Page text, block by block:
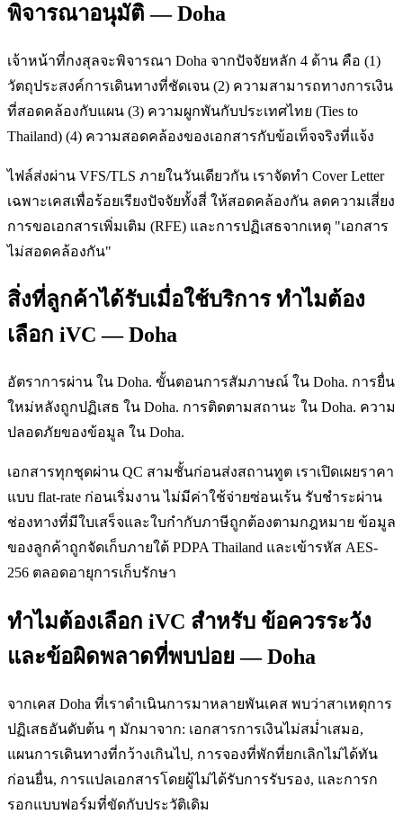
พิจารณาอนุมัติ — Doha
เจ้าหน้าที่กงสุลจะพิจารณา Doha จากปัจจัยหลัก 4 ด้าน คือ (1)
วัตถุประสงค์การเดินทางที่ชัดเจน (2) ความสามารถทางการเงิน
ที่สอดคล้องกับแผน (3) ความผูกพันกับประเทศไทย (Ties to
Thailand) (4) ความสอดคล้องของเอกสารกับข้อเท็จจริงที่แจ้ง
ไฟล์ส่งผ่าน VFS/TLS ภายในวันเดียวกัน เราจัดทำ Cover Letter
เฉพาะเคสเพื่อร้อยเรียงปัจจัยทั้งสี่ ให้สอดคล้องกัน ลดความเสี่ยง
การขอเอกสารเพิ่มเติม (RFE) และการปฏิเสธจากเหตุ "เอกสาร
ไม่สอดคล้องกัน"
สิ่งที่ลูกค้าได้รับเมื่อใช้บริการ ทำไมต้อง
เลือก iVC — Doha
อัตราการผ่าน ใน Doha. ขั้นตอนการสัมภาษณ์ ใน Doha. การยื่น
ใหม่หลังถูกปฏิเสธ ใน Doha. การติดตามสถานะ ใน Doha. ความ
ปลอดภัยของข้อมูล ใน Doha.
เอกสารทุกชุดผ่าน QC สามชั้นก่อนส่งสถานทูต เราเปิดเผยราคา
แบบ flat-rate ก่อนเริ่มงาน ไม่มีค่าใช้จ่ายซ่อนเร้น รับชำระผ่าน
ช่องทางที่มีใบเสร็จและใบกำกับภาษีถูกต้องตามกฎหมาย ข้อมูล
ของลูกค้าถูกจัดเก็บภายใต้ PDPA Thailand และเข้ารหัส AES-
256 ตลอดอายุการเก็บรักษา
ทำไมต้องเลือก iVC สำหรับ ข้อควรระวัง
และข้อผิดพลาดที่พบบ่อย — Doha
จากเคส Doha ที่เราดำเนินการมาหลายพันเคส พบว่าสาเหตุการ
ปฏิเสธอันดับต้น ๆ มักมาจาก: เอกสารการเงินไม่สม่ำเสมอ,
แผนการเดินทางที่กว้างเกินไป, การจองที่พักที่ยกเลิกไม่ได้ทัน
ก่อนยื่น, การแปลเอกสารโดยผู้ไม่ได้รับการรับรอง, และการก
รอกแบบฟอร์มที่ขัดกับประวัติเดิม